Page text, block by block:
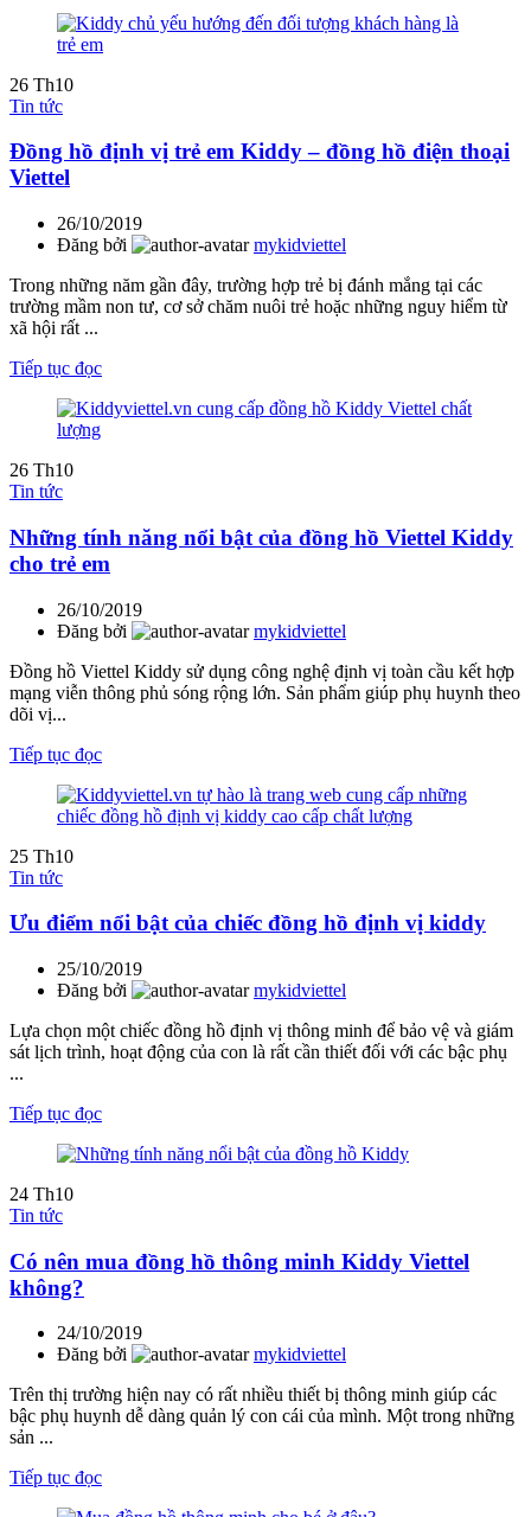
26 Th10
Tin tức
Đồng hồ định vị trẻ em Kiddy – đồng hồ điện thoại
Viettel
26/10/2019
Đăng bởi
mykidviettel
Trong những năm gần đây, trường hợp trẻ bị đánh mắng tại các
trường mầm non tư, cơ sở chăm nuôi trẻ hoặc những nguy hiểm từ
xã hội rất ...
Tiếp tục đọc
26 Th10
Tin tức
Những tính năng nổi bật của đồng hồ Viettel Kiddy
cho trẻ em
26/10/2019
Đăng bởi
mykidviettel
Đồng hồ Viettel Kiddy sử dụng công nghệ định vị toàn cầu kết hợp
mạng viễn thông phủ sóng rộng lớn. Sản phẩm giúp phụ huynh theo
dõi vị...
Tiếp tục đọc
25 Th10
Tin tức
Ưu điểm nổi bật của chiếc đồng hồ định vị kiddy
25/10/2019
Đăng bởi
mykidviettel
Lựa chọn một chiếc đồng hồ định vị thông minh để bảo vệ và giám
sát lịch trình, hoạt động của con là rất cần thiết đối với các bậc phụ
...
Tiếp tục đọc
24 Th10
Tin tức
Có nên mua đồng hồ thông minh Kiddy Viettel
không?
24/10/2019
Đăng bởi
mykidviettel
Trên thị trường hiện nay có rất nhiều thiết bị thông minh giúp các
bậc phụ huynh dễ dàng quản lý con cái của mình. Một trong những
sản ...
Tiếp tục đọc